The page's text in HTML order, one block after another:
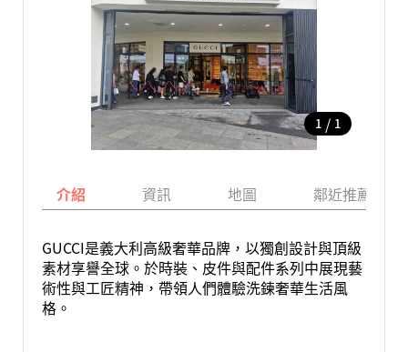
1 / 1
介紹 資訊 地圖 鄰近推薦景點
GUCCI是義大利高級奢華品牌，以獨創設計與頂級
素材享譽全球。於時裝、皮件與配件系列中展現藝
術性與工匠精神，帶領人們體驗洗鍊奢華生活風
格。